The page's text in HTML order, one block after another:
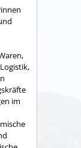
im